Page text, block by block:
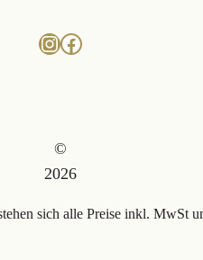
Instagram
Facebook
©
2026
sich alle Preise inkl. MwSt